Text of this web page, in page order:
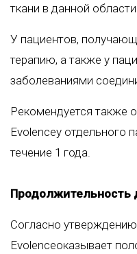
ткани в данной
У пациентов,
терапию, а также у
заболеваниями
Рекомендуется также
Evolenceу отдельного
течение 1 года.
Продолжительность
Согласно
Evolenceоказывает